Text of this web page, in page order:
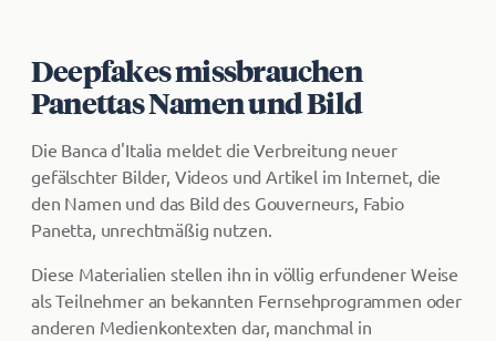
Deepfakes missbrauchen
Panettas Namen und Bild
Die Banca d'Italia meldet die Verbreitung neuer
gefälschter Bilder, Videos und Artikel im Internet, die
den Namen und das Bild des Gouverneurs, Fabio
Panetta, unrechtmäßig nutzen.
Diese Materialien stellen ihn in völlig erfundener Weise
als Teilnehmer an bekannten Fernsehprogrammen oder
anderen Medienkontexten dar, manchmal in